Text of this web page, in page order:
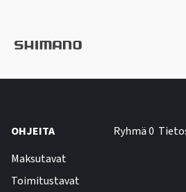
OHJEITA
Maksutavat
Toimitustavat
Ryhmä 0